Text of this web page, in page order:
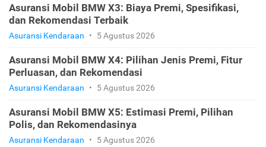
Asuransi Mobil BMW X3: Biaya Premi, Spesifikasi,
dan Rekomendasi Terbaik
Asuransi Kendaraan • 5 Agustus 2026
Asuransi Mobil BMW X4: Pilihan Jenis Premi, Fitur
Perluasan, dan Rekomendasi
Asuransi Kendaraan • 5 Agustus 2026
Asuransi Mobil BMW X5: Estimasi Premi, Pilihan
Polis, dan Rekomendasinya
Asuransi Kendaraan • 5 Agustus 2026